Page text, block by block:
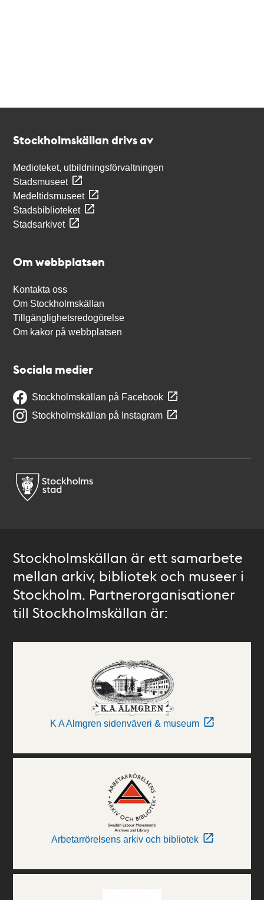
Stockholmskällan drivs av
Medioteket, utbildningsförvaltningen
Stadsmuseet
Medeltidsmuseet
Stadsbiblioteket
Stadsarkivet
Om webbplatsen
Kontakta oss
Om Stockholmskällan
Tillgänglighetsredogörelse
Om kakor på webbplatsen
Sociala medier
Stockholmskällan på Facebook
Stockholmskällan på Instagram
Stockholmskällan är ett samarbete
mellan arkiv, bibliotek och museer i
Stockholm. Partnerorganisationer
till Stockholmskällan är:
K A Almgren sidenväveri & museum
Arbetarrörelsens arkiv och bibliotek